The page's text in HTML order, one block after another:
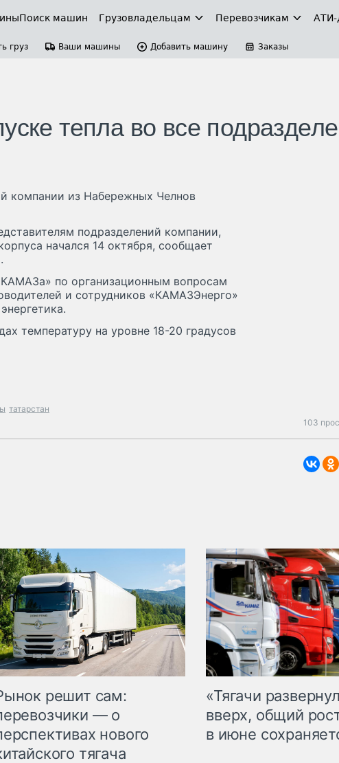
Поиск машин Грузовладельцам Перевозчикам АТИ-
груз Ваши машины Добавить машину Заказы
тепла во все
компании из Набережных Челнов
подразделений компании,
начался 14 октября, сообщает
по организационным вопросам
и сотрудников «КАМАЗЭнерго»
температуру на уровне 18-20 градусов
татарстан
103
решит сам:
— о
нового
тягача
«Тягачи
вверх, общий
в июне